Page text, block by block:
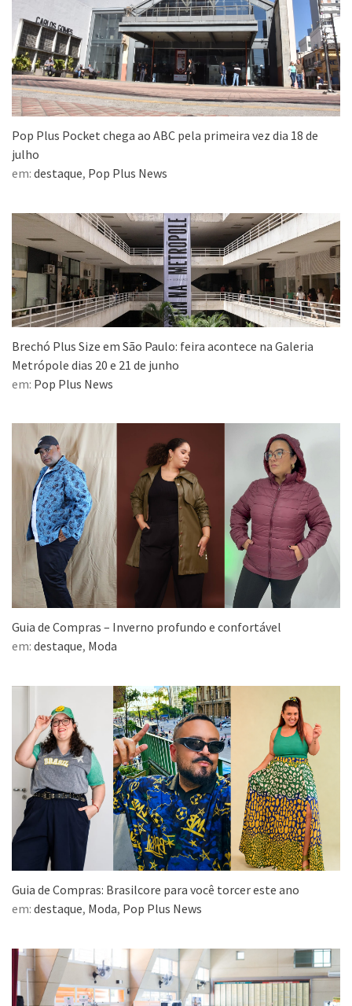
Pop Plus Pocket chega ao ABC pela primeira vez dia 18 de
julho
em: destaque, Pop Plus News
Brechó Plus Size em São Paulo: feira acontece na Galeria
Metrópole dias 20 e 21 de junho
em: Pop Plus News
Guia de Compras – Inverno profundo e confortável
em: destaque, Moda
Guia de Compras: Brasilcore para você torcer este ano
em: destaque, Moda, Pop Plus News